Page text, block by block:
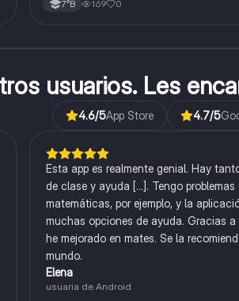
7°B 169 0
usuarios. Les
4.6/5App Store 4.7/5
Esta app es realmente genial. Hay
de clase y ayuda [...]. Tengo problemas
matemáticas, por ejemplo, y la
muchas opciones de ayuda. Gracias a
he mejorado en mates. Se la
mundo.
Elena
usuaria de Android